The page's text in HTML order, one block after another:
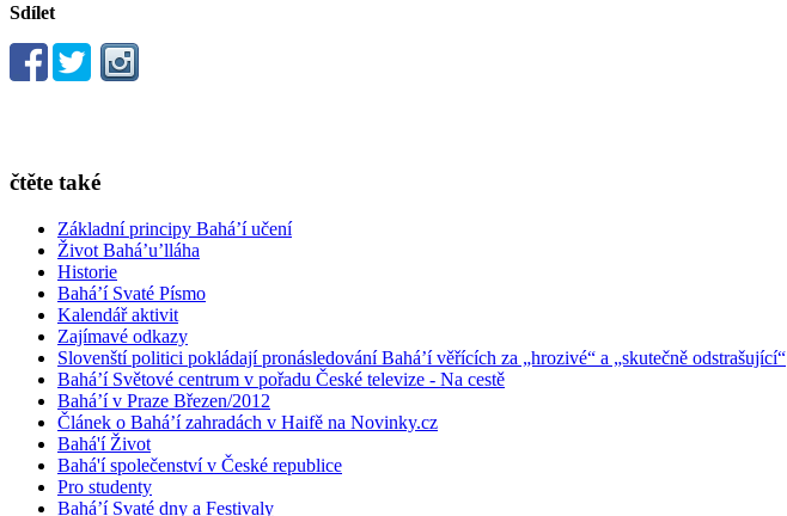
Sdílet
čtěte také
Základní principy Bahá’í učení
Život Bahá’u’lláha
Historie
Bahá’í Svaté Písmo
Kalendář aktivit
Zajímavé odkazy
Slovenští politici pokládají pronásledování Bahá’í věřících za „hrozivé“ a „skutečně odstrašující“
Bahá’í Světové centrum v pořadu České televize - Na cestě
Bahá’í v Praze Březen/2012
Článek o Bahá’í zahradách v Haifě na Novinky.cz
Bahá'í Život
Bahá'í společenství v České republice
Pro studenty
Bahá’í Svaté dny a Festivaly